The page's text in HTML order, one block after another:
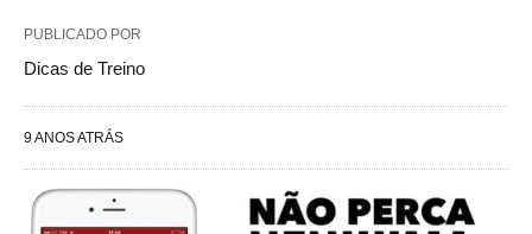
PUBLICADO POR
Dicas de Treino
9 ANOS ATRÁS